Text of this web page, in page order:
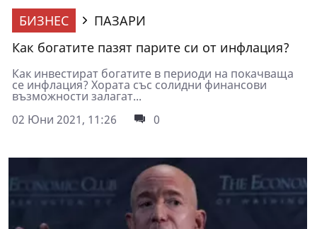
БИЗНЕС
ПАЗАРИ
Как богатите пазят парите си от инфлация?
Как инвестират богатите в периоди на покачваща
се инфлация? Хората със солидни финансови
възможности залагат...
02 Юни 2021, 11:26
0